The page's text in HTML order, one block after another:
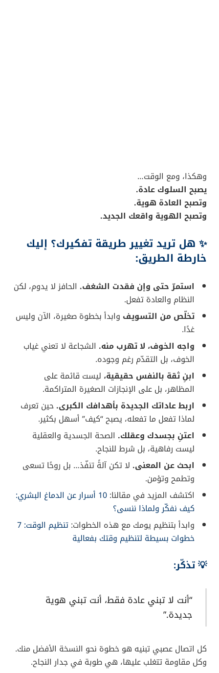
وهكذا، ومع الوقت…
يصبح السلوك عادة.
وتصبح العادة هوية.
وتصبح الهوية واقعك الجديد.
✨ هل تريد تغيير طريقة تفكيرك؟ إليك
خارطة الطريق:
استمرّ حتى وإن فقدت الشغف. الحافز لا يدوم، لكن
النظام والعادة تفعل.
تخلّص من التسويف وابدأ بخطوة صغيرة، الآن وليس
غدًا.
واجه الخوف، لا تهرب منه. الشجاعة لا تعني غياب
الخوف، بل التقدّم رغم وجوده.
ابنِ ثقة بالنفس حقيقية، ليست قائمة على
المظاهر، بل على الإنجازات الصغيرة المتراكمة.
اربط عاداتك الجديدة بأهدافك الكبرى. حين تعرف
لماذا تفعل ما تفعله، يصبح “كيف” أسهل بكثير.
اعتنِ بجسدك وعقلك. الصحة الجسدية والعقلية
ليست رفاهية، بل شرط للنجاح.
ابحث عن المعنى. لا تكن آلةً تنفّذ… بل روحًا تسعى
وتطمح وتؤمن.
اكتشف المزيد في مقالنا:
10 أسرار عن الدماغ البشري:
كيف نفكّر ولماذا ننسى؟
وابدأ بتنظيم يومك مع هذه الخطوات:
تنظيم الوقت: 7
خطوات بسيطة لتنظيم وقتك بفعالية
💡 تذكّر:
“أنت لا تبني عادة فقط، أنت تبني هوية
جديدة.”
كل اتصال عصبي تبنيه هو خطوة نحو النسخة الأفضل منك.
وكل مقاومة تتغلب عليها، هي طوبة في جدار النجاح.